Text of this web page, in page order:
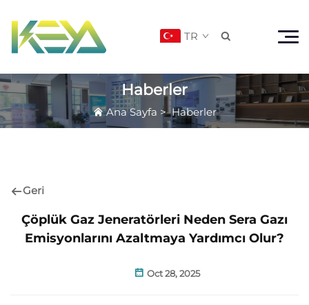
TR 
Haberler
Ana Sayfa >Haberler
Geri
Çöplük Gaz Jeneratörleri Neden Sera Gazı
Emisyonlarını Azaltmaya Yardımcı Olur?
Oct 28, 2025